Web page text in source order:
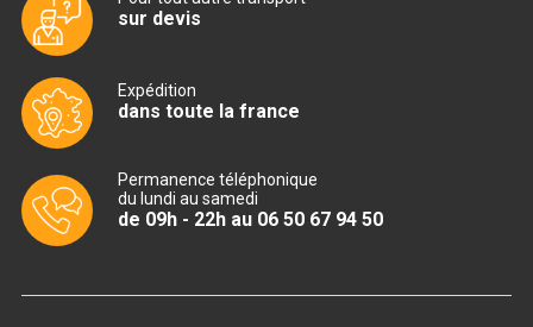
TABLE RÉFRIGÉRÉE
TABLE 600
sur devis
Expédition
dans toute la france
Permanence téléphonique
du lundi au samedi
de 09h - 22h au 06 50 67 94 50